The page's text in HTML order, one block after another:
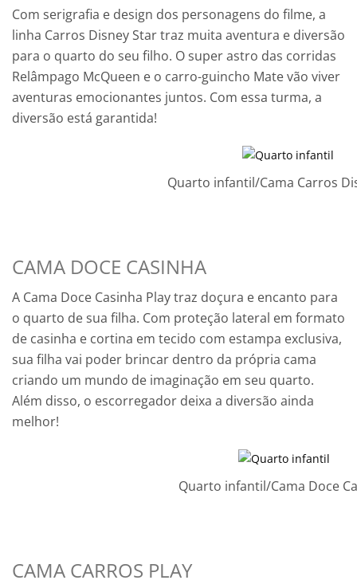
Com serigrafia e design dos personagens do filme, a
linha Carros Disney Star traz muita aventura e diversão
para o quarto do seu filho. O super astro das corridas
Relâmpago McQueen e o carro-guincho Mate vão viver
aventuras emocionantes juntos. Com essa turma, a
diversão está garantida!
Quarto infantil/Cama Carros
CAMA DOCE CASINHA
A Cama Doce Casinha Play traz doçura e encanto para
o quarto de sua filha. Com proteção lateral em formato
de casinha e cortina em tecido com estampa exclusiva,
sua filha vai poder brincar dentro da própria cama
criando um mundo de imaginação em seu quarto.
Além disso, o escorregador deixa a diversão ainda
melhor!
Quarto infantil/Cama Doce
CAMA CARROS PLAY